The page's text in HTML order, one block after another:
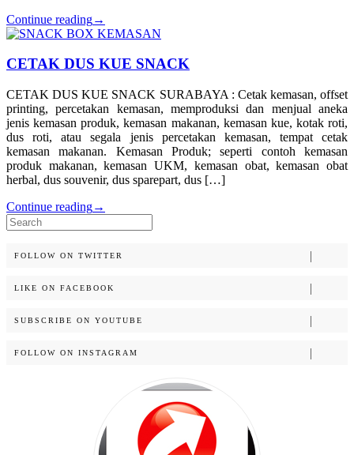
Continue reading→
CETAK DUS KUE SNACK
CETAK DUS KUE SNACK SURABAYA : Cetak kemasan, offset
printing, percetakan kemasan, memproduksi dan menjual aneka
jenis kemasan produk, kemasan makanan, kemasan kue, kotak roti,
dus roti, atau segala jenis percetakan kemasan, tempat cetak
kemasan makanan. Kemasan Produk; seperti contoh kemasan
produk makanan, kemasan UKM, kemasan obat, kemasan obat
herbal, dus souvenir, dus sparepart, dus […]
Continue reading→
Search
for:
FOLLOW ON TWITTER
LIKE ON FACEBOOK
SUBSCRIBE ON YOUTUBE
FOLLOW ON INSTAGRAM